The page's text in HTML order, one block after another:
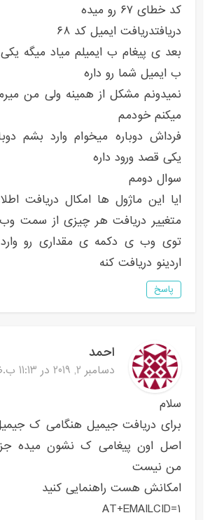
کد خطای ۶۷ رو میده
دریافتدریافت ایمیل کد ۶۸
بعد ی پیغام ب ایمیلم میاد میگه
ب ایمیل شما رو داره
نمیدونم مشکل از همینه ولی من
میکنم خودمم
فرداش دوباره میخوام وارد بشم
یکی قصد ورود داره
سوال دومم
ایا این ماژول ها امکال دریافت
متغییر دریافت هر چیزی از سمت وب
توی وب ی دکمه ی مقداری رو
اردینو دریافت کنه
پاسخ
احمد
دسامبر 2, 2019 در 11:13 ب.ظ
سلام
برای دریافت جیمیل هنگامی ک
اصل اون پیغامی ک نشون میده
من نیست
امکانش هست راهنمایی کنید
AT+EMAILCID=1